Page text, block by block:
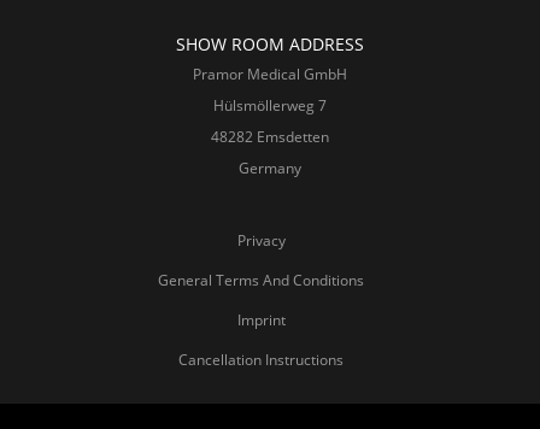
SHOW ROOM ADDRESS
Pramor Medical GmbH
Hülsmöllerweg 7
48282 Emsdetten
Germany
Privacy
General Terms And Conditions
Imprint
Cancellation Instructions